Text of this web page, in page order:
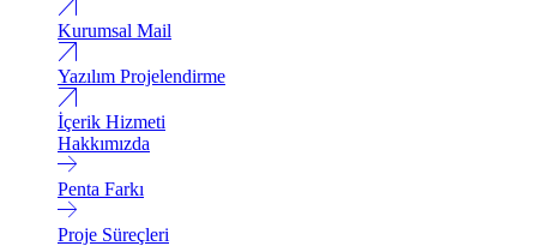
Kurumsal Mail
Yazılım Projelendirme
İçerik Hizmeti
Hakkımızda
Penta Farkı
Proje Süreçleri